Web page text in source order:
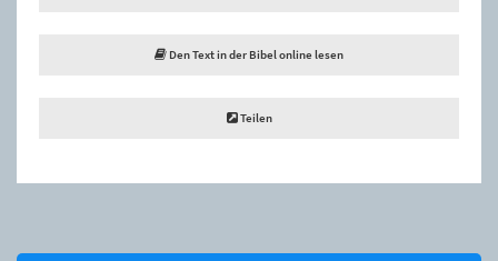
Den Text in der Bibel online lesen
Teilen